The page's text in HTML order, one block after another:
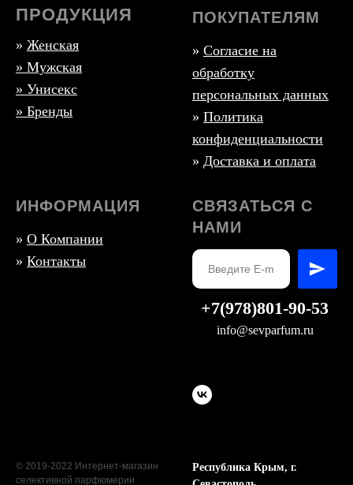
ПРОДУКЦИЯ
» Женская
» Мужская
» Унисекс
» Бренды
ПОКУПАТЕЛЯМ
» Согласие на
обработку
персональных данных
» Политика
конфиденциальности
» Доставка и оплата
ИНФОРМАЦИЯ
» О Компании
» Контакты
СВЯЗАТЬСЯ С
НАМИ
+7(978)801-90-53
info@sevparfum.ru
© 2019-2022 Интернет-магазин
селективной парфюмерии
Республика Крым, г.